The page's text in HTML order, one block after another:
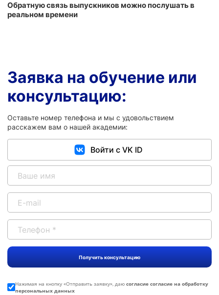
Обратную связь выпускников можно послушать в
реальном времени
Заявка на обучение или
консультацию:
Оставьте номер телефона и мы с удовольствием
расскажем вам о нашей академии:
Войти с VK ID
Нажимая на кнопку «Отправить заявку», даю согласие согласие на обработку
персональных данных